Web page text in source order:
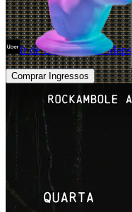
Ir de Uber Abrir Maps
Comprar Ingressos